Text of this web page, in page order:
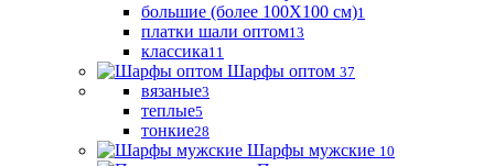
большие (более 100Х100 см)1
платки шали оптом13
классика11
Шарфы оптом 37
вязаные3
теплые5
тонкие28
Шарфы мужские 10